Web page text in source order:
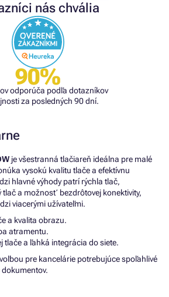
nás chvália
90%
odporúča podľa dotazníkov
za posledných 90 dní.
je všestranná tlačiareň ideálna pre malé
vysokú kvalitu tlače a efektívnu
hlavné výhody patrí rýchla tlač,
a možnosť bezdrôtovej konektivity,
viacerými užívateľmi.
a kvalita obrazu.
atramentu.
tlače a ľahká integrácia do siete.
pre kancelárie potrebujúce spoľahlivé